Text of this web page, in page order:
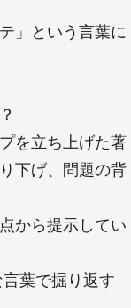
」という言葉に
を立ち上げた著
下げ、問題の背
から提示してい
言葉で掘り返す